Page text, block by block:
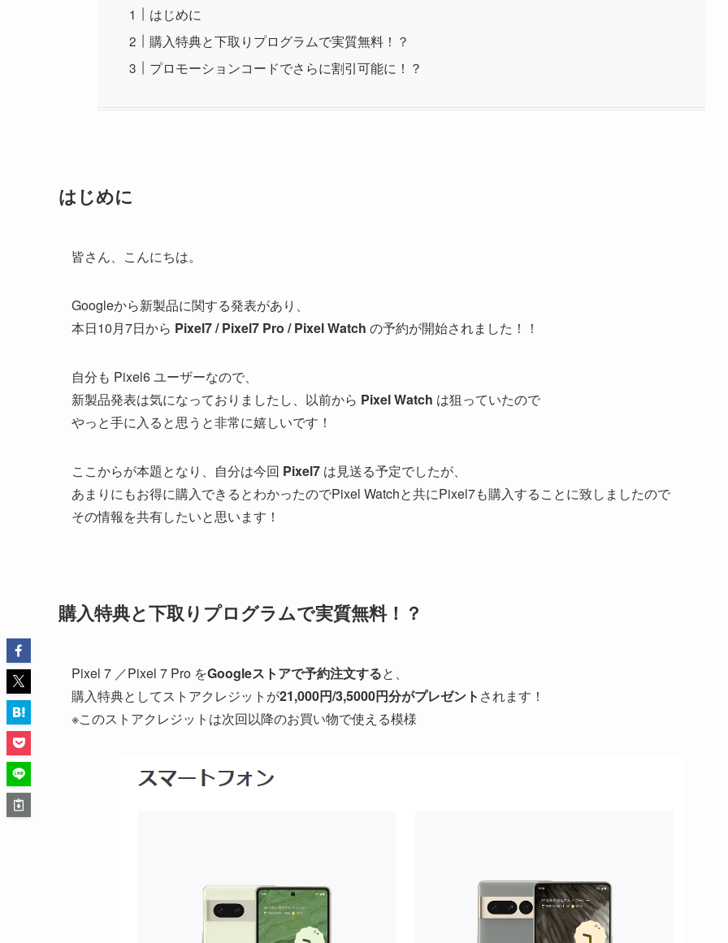
はじめに
購入特典と下取りプログラムで実質無料！？
プロモーションコードでさらに割引可能に！？
はじめに
皆さん、こんにちは。
Googleから新製品に関する発表があり、
本日10月7日から Pixel7 / Pixel7 Pro / Pixel Watch の予約が開始されました！！
自分も Pixel6 ユーザーなので、
新製品発表は気になっておりましたし、以前から Pixel Watch は狙っていたので
やっと手に入ると思うと非常に嬉しいです！
ここからが本題となり、自分は今回 Pixel7 は見送る予定でしたが、
あまりにもお得に購入できるとわかったのでPixel Watchと共にPixel7も購入することに致しましたので
その情報を共有したいと思います！
購入特典と下取りプログラムで実質無料！？
Pixel 7 ／Pixel 7 Pro をGoogleストアで予約注文すると、
購入特典としてストアクレジットが21,000円/3,5000円分がプレゼント されます！
※このストアクレジットは次回以降のお買い物で使える模様